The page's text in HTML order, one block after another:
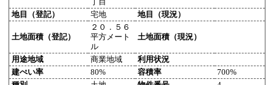
地目（登記） 宅地 地目（現況）
土地面積（登記）
２０．５６
平方メート
ル
土地面積（現況）
用途地域 商業地域
利用状況
建ぺい率
80% 容積率
700%